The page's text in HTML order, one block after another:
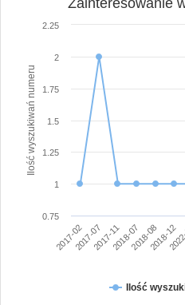
Ilość wyszukiwań numeru
Ilość
2017-022017-072017-112018-072018-082018-12
0.75
1
1.25
1.5
1.75
2
2.25